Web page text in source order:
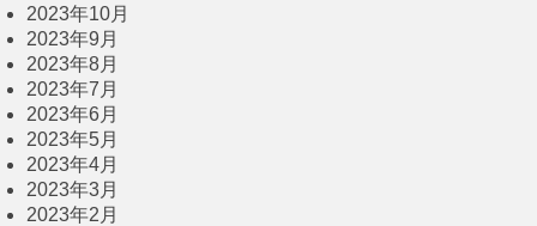
2023年10月
2023年9月
2023年8月
2023年7月
2023年6月
2023年5月
2023年4月
2023年3月
2023年2月